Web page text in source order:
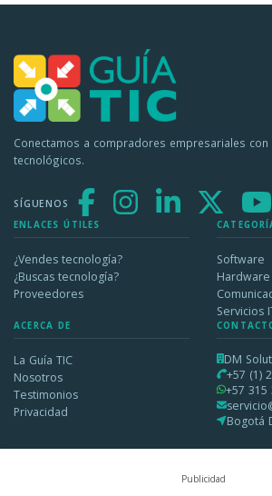
Publicidad
Conectamos a compradores empresariales
tecnológicos.
SÍGUENOS
ENLACES ÚTILES
¿Vendes tecnología?
¿Buscas tecnología?
Proveedores
Software
Hardware
Servicios
ACERCA DE
La Guía TIC
Nosotros
Testimonios
Privacidad
DM
+57 (1)
+57 315
Bogotá
2026 © DM Solutions SAS — Todos los